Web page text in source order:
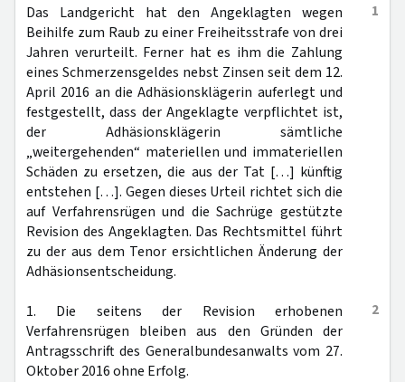
1
Das Landgericht hat den Angeklagten wegen
Beihilfe zum Raub zu einer Freiheitsstrafe von drei
Jahren verurteilt. Ferner hat es ihm die Zahlung
eines Schmerzensgeldes nebst Zinsen seit dem 12.
April 2016 an die Adhäsionsklägerin auferlegt und
festgestellt, dass der Angeklagte verpflichtet ist,
der Adhäsionsklägerin sämtliche
„weitergehenden“ materiellen und immateriellen
Schäden zu ersetzen, die aus der Tat […] künftig
entstehen […]. Gegen dieses Urteil richtet sich die
auf Verfahrensrügen und die Sachrüge gestützte
Revision des Angeklagten. Das Rechtsmittel führt
zu der aus dem Tenor ersichtlichen Änderung der
Adhäsionsentscheidung.
2
1. Die seitens der Revision erhobenen
Verfahrensrügen bleiben aus den Gründen der
Antragsschrift des Generalbundesanwalts vom 27.
Oktober 2016 ohne Erfolg.